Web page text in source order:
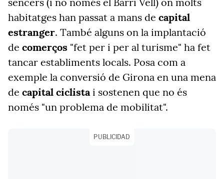
habitatges han passat a mans de capital
estranger. També alguns on la implantació
de comerços "fet per i per al turisme" ha fet
tancar establiments locals. Posa com a
exemple la conversió de Girona en una mena
de capital ciclistai sostenen que no és
només "un problema de mobilitat".
PUBLICIDAD